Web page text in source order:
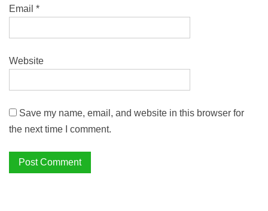
Email *
Website
Save my name, email, and website in this browser for
the next time I comment.